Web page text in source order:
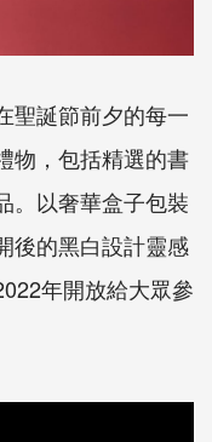
聖誕節前夕的每一
物，包括精選的書
。以奢華盒子包裝
後的黑白設計靈感
年開放給大眾參